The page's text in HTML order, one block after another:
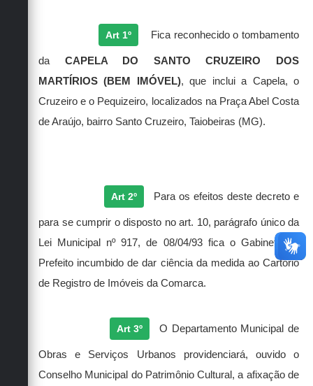
Art 1º Fica reconhecido o tombamento
da CAPELA DO SANTO CRUZEIRO DOS
MARTÍRIOS (BEM IMÓVEL), que inclui a Capela, o
Cruzeiro e o Pequizeiro, localizados na Praça Abel Costa
de Araújo, bairro Santo Cruzeiro, Taiobeiras (MG).
Art 2º Para os efeitos deste decreto e
para se cumprir o disposto no art. 10, parágrafo único da
Lei Municipal nº 917, de 08/04/93 fica o Gabinete do
Prefeito incumbido de dar ciência da medida ao Cartório
de Registro de Imóveis da Comarca.
Art 3º O Departamento Municipal de
Obras e Serviços Urbanos providenciará, ouvido o
Conselho Municipal do Patrimônio Cultural, a afixação de